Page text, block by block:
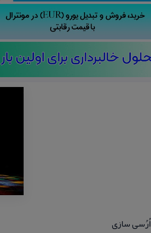
اُرُسی سازی